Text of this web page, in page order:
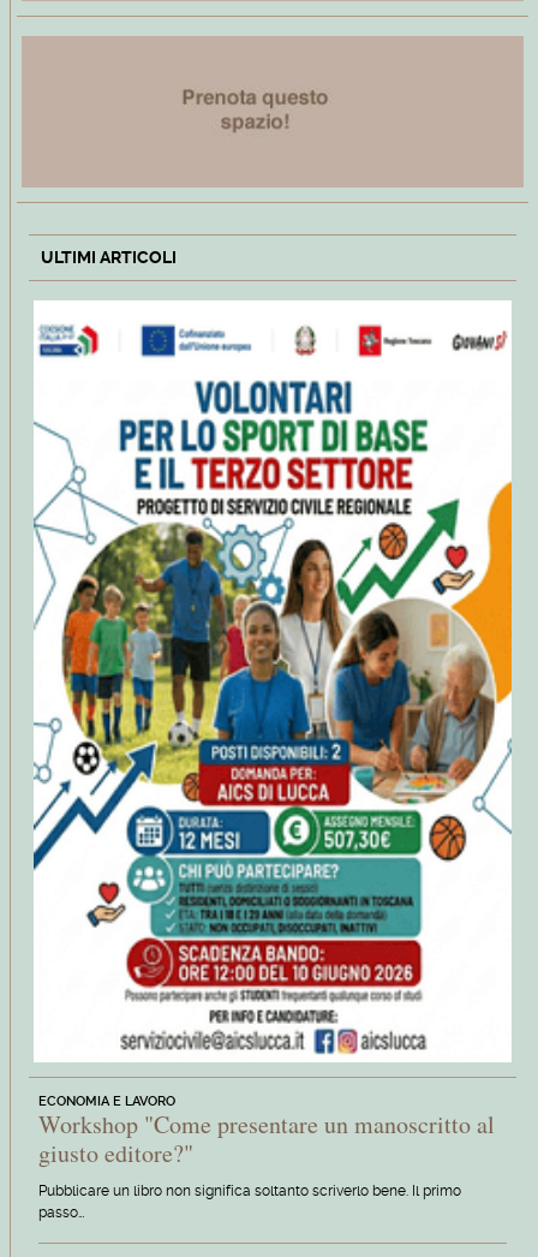
ULTIMI ARTICOLI
ECONOMIA E LAVORO
Workshop "Come presentare un manoscritto al
giusto editore?"
Pubblicare un libro non significa soltanto scriverlo bene. Il primo
passo…